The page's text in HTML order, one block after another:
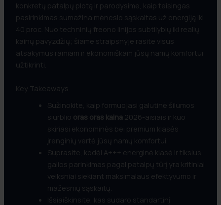
konkretų patalpų plotą ir parodysime, kaip teisingas
pasirinkimas sumažina mėnesio sąskaitas už energiją iki
40 proc. Nuo techninių freono linijos subtilybių iki realių
kainų pavyzdžių; šiame straipsnyje rasite visus
atsakymus ramiam ir ekonomiškam jūsų namų komfortui
užtikrinti.
Key Takeaways
Sužinokite, kaip formuojasi galutinė šilumos
siurblio oras oras kaina 2026-aisiais ir kuo
skiriasi ekonominės bei premium klasės
įrenginių vertė jūsų namų komfortui.
Suprasite, kodėl A+++ energinė klasė ir tikslus
galios parinkimas pagal patalpų tūrį yra kritiniai
veiksniai siekiant maksimalaus efektyvumo ir
mažesnių sąskaitų.
Išsiaiškinsite, kas sudaro standartinį